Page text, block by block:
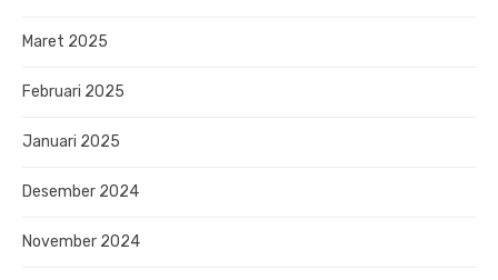
Maret 2025
Februari 2025
Januari 2025
Desember 2024
November 2024